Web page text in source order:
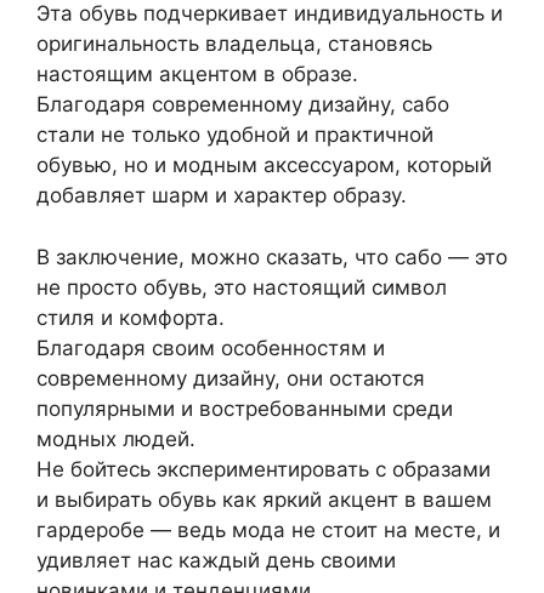
Эта обувь подчеркивает индивидуальность и
оригинальность владельца, становясь
настоящим акцентом в образе.
Благодаря современному дизайну, сабо
стали не только удобной и практичной
обувью, но и модным аксессуаром, который
добавляет шарм и характер образу.
В заключение, можно сказать, что сабо — это
не просто обувь, это настоящий символ
стиля и комфорта.
Благодаря своим особенностям и
современному дизайну, они остаются
популярными и востребованными среди
модных людей.
Не бойтесь экспериментировать с образами
и выбирать обувь как яркий акцент в вашем
гардеробе — ведь мода не стоит на месте, и
удивляет нас каждый день своими